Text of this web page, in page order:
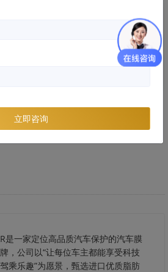
区别和优缺点分析
是一家定位高品质汽车保护的汽车膜
，公司以“让每位车主都能享受科技
乘乐趣”为愿景，甄选进口优质脂肪
立即咨询